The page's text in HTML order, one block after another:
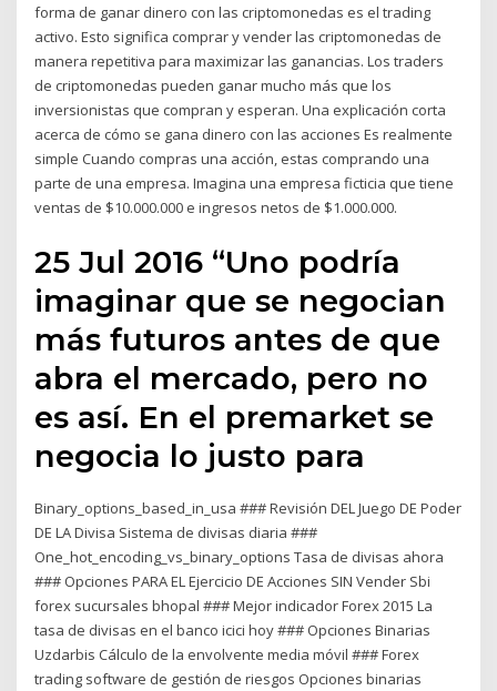
forma de ganar dinero con las criptomonedas es el trading
activo. Esto significa comprar y vender las criptomonedas de
manera repetitiva para maximizar las ganancias. Los traders
de criptomonedas pueden ganar mucho más que los
inversionistas que compran y esperan. Una explicación corta
acerca de cómo se gana dinero con las acciones Es realmente
simple Cuando compras una acción, estas comprando una
parte de una empresa. Imagina una empresa ficticia que tiene
ventas de $10.000.000 e ingresos netos de $1.000.000.
25 Jul 2016 “Uno podría
imaginar que se negocian
más futuros antes de que
abra el mercado, pero no
es así. En el premarket se
negocia lo justo para
Binary_options_based_in_usa ### Revisión DEL Juego DE Poder
DE LA Divisa Sistema de divisas diaria ###
One_hot_encoding_vs_binary_options Tasa de divisas ahora
### Opciones PARA EL Ejercicio DE Acciones SIN Vender Sbi
forex sucursales bhopal ### Mejor indicador Forex 2015 La
tasa de divisas en el banco icici hoy ### Opciones Binarias
Uzdarbis Cálculo de la envolvente media móvil ### Forex
trading software de gestión de riesgos Opciones binarias